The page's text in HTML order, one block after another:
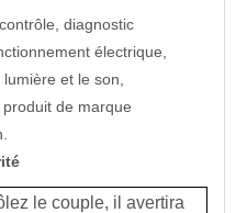
diagnostic
électrique,
et le son,
de marque
le couple, il avertira